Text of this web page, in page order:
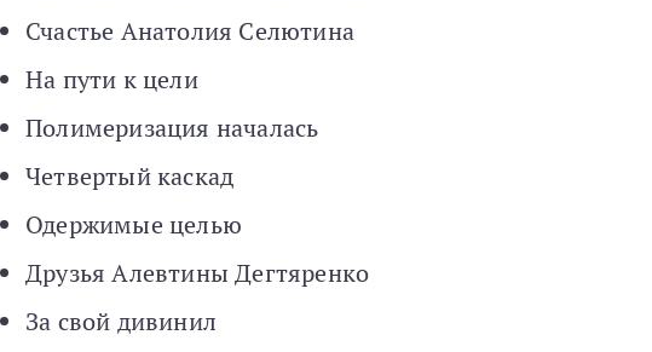
Счастье Анатолия Селютина
На пути к цели
Полимеризация началась
Четвертый каскад
Одержимые целью
Друзья Алевтины Дегтяренко
За свой дивинил